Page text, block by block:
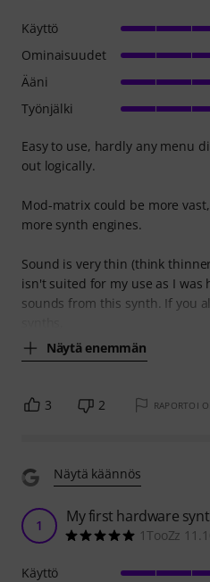
Easy to use, hardly any menu
out logically.
Mod-matrix could be more
more synth engines.
Sound is very thin (think
isn't suited for my use as I
sounds from this synth. If you
Näytä enemmän
Käyttö
Ominaisuudet
Ääni
Työnjälki
3 2 RAPORTOI
Näytä käännös
1 My first hardware
1TooZz
Käyttö